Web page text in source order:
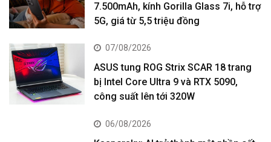
7.500mAh, kính Gorilla Glass 7i, hỗ trợ
5G, giá từ 5,5 triệu đồng
07/08/2026
ASUS tung ROG Strix SCAR 18 trang
bị Intel Core Ultra 9 và RTX 5090,
công suất lên tới 320W
06/08/2026